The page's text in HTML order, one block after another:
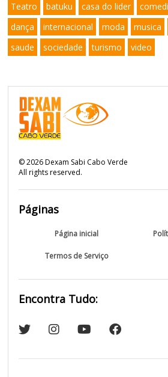
Teatro
batuku casa do lider
dança
internacional moda musica
saude
sociedade turismo video
©2026Dexam Sabi Cabo Verde
All rights reserved.
Páginas
Página inicial
Termos de Serviço
Encontra Tudo: